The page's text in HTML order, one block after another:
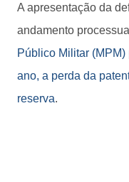
A apresentação da
andamento
Público Militar
ano, a perda da
reserva.